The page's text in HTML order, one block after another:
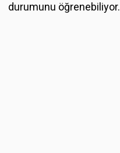
durumunu öğrenebiliyor.